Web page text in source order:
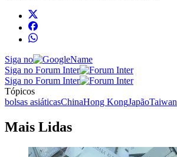
Siga no
Siga no Forum Inter
Siga no Forum Inter
Tópicos
bolsas asiáticasChinaHong KongJapãoTaiwan
Mais Lidas